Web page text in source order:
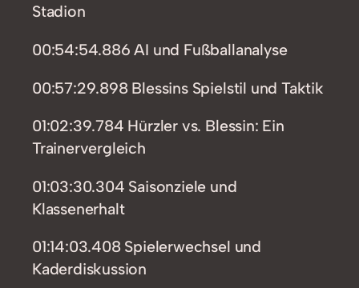
Stadion
00:54:54.886 AI und Fußballanalyse
00:57:29.898 Blessins Spielstil und Taktik
01:02:39.784 Hürzler vs. Blessin: Ein
Trainervergleich
01:03:30.304 Saisonziele und
Klassenerhalt
01:14:03.408 Spielerwechsel und
Kaderdiskussion